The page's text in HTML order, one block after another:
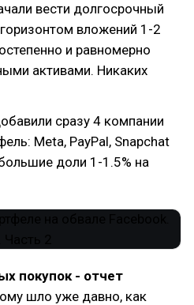
вести долгосрочный
вложений 1-2
и равномерно
активами. Никаких
сразу 4 компании
Meta, PayPal, Snapchat
доли 1-1.5% на
покупок - отчет
шло уже давно, как